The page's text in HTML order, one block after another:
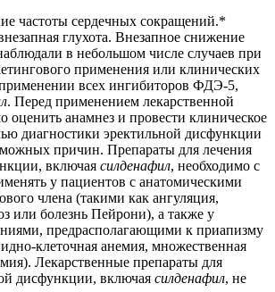
частоты сердечных сокращений.*
глухота. Внезапное снижение
в небольшом числе случаев при
применения или клинических
всех ингибиторов ФДЭ-5,
. Перед применением лекарственной
оценить анамнез и провести клиническое
диагностики эректильной дисфункции
причин. Препараты для лечения
включая силденафил, необходимо с
у пациентов с анатомическими
члена (такими как ангуляция,
или болезнь Пейрони), а также у
предрасполагающими к приапизму
клеточная анемия, множественная
Лекарственные препараты для
дисфункции, включая силденафил, не